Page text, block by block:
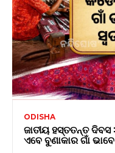
ODISHA
ଜାତୀୟ ହସ୍ତତନ୍ତ ଦିବସ
ଏବେ ବୁଣାକାର ଗାଁ